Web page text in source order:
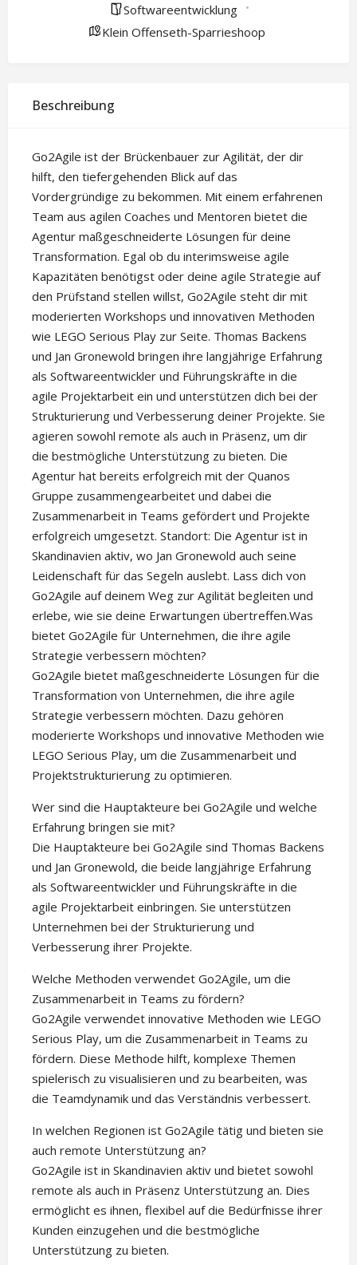
Softwareentwicklung
Klein Offenseth-Sparrieshoop
Beschreibung
Go2Agile ist der Brückenbauer zur Agilität, der dir
hilft, den tiefergehenden Blick auf das
Vordergründige zu bekommen. Mit einem erfahrenen
Team aus agilen Coaches und Mentoren bietet die
Agentur maßgeschneiderte Lösungen für deine
Transformation. Egal ob du interimsweise agile
Kapazitäten benötigst oder deine agile Strategie auf
den Prüfstand stellen willst, Go2Agile steht dir mit
moderierten Workshops und innovativen Methoden
wie LEGO Serious Play zur Seite. Thomas Backens
und Jan Gronewold bringen ihre langjährige Erfahrung
als Softwareentwickler und Führungskräfte in die
agile Projektarbeit ein und unterstützen dich bei der
Strukturierung und Verbesserung deiner Projekte. Sie
agieren sowohl remote als auch in Präsenz, um dir
die bestmögliche Unterstützung zu bieten. Die
Agentur hat bereits erfolgreich mit der Quanos
Gruppe zusammengearbeitet und dabei die
Zusammenarbeit in Teams gefördert und Projekte
erfolgreich umgesetzt. Standort: Die Agentur ist in
Skandinavien aktiv, wo Jan Gronewold auch seine
Leidenschaft für das Segeln auslebt. Lass dich von
Go2Agile auf deinem Weg zur Agilität begleiten und
erlebe, wie sie deine Erwartungen übertreffen.Was
bietet Go2Agile für Unternehmen, die ihre agile
Strategie verbessern möchten?
Go2Agile bietet maßgeschneiderte Lösungen für die
Transformation von Unternehmen, die ihre agile
Strategie verbessern möchten. Dazu gehören
moderierte Workshops und innovative Methoden wie
LEGO Serious Play, um die Zusammenarbeit und
Projektstrukturierung zu optimieren.
Wer sind die Hauptakteure bei Go2Agile und welche
Erfahrung bringen sie mit?
Die Hauptakteure bei Go2Agile sind Thomas Backens
und Jan Gronewold, die beide langjährige Erfahrung
als Softwareentwickler und Führungskräfte in die
agile Projektarbeit einbringen. Sie unterstützen
Unternehmen bei der Strukturierung und
Verbesserung ihrer Projekte.
Welche Methoden verwendet Go2Agile, um die
Zusammenarbeit in Teams zu fördern?
Go2Agile verwendet innovative Methoden wie LEGO
Serious Play, um die Zusammenarbeit in Teams zu
fördern. Diese Methode hilft, komplexe Themen
spielerisch zu visualisieren und zu bearbeiten, was
die Teamdynamik und das Verständnis verbessert.
In welchen Regionen ist Go2Agile tätig und bieten sie
auch remote Unterstützung an?
Go2Agile ist in Skandinavien aktiv und bietet sowohl
remote als auch in Präsenz Unterstützung an. Dies
ermöglicht es ihnen, flexibel auf die Bedürfnisse ihrer
Kunden einzugehen und die bestmögliche
Unterstützung zu bieten.